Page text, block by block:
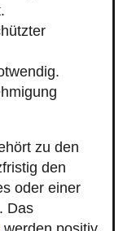
zu den
den
oder einer
Das